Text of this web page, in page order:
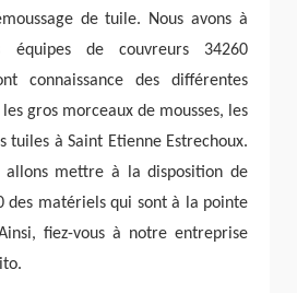
de tuile. Nous avons à
équipes de couvreurs 34260
connaissance des différentes
gros morceaux de mousses, les
tuiles à Saint Etienne Estrechoux.
allons mettre à la disposition de
des matériels qui sont à la pointe
fiez-vous à notre entreprise